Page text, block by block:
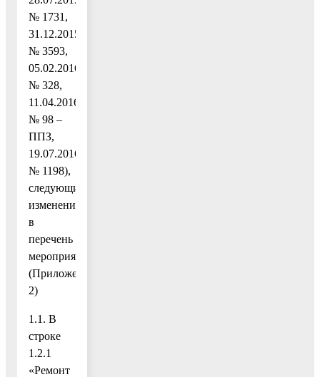
№ 1731,
31.12.2015
№ 3593,
05.02.2016
№ 328,
11.04.2016
№ 98 –
ППЗ,
19.07.2016
№ 1198),
следующие
изменения
в
перечень
мероприятий
(Приложение
2)
1.1. В
строке
1.2.1
«Ремонт